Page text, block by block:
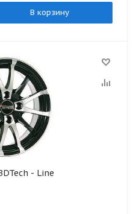
В корзину
- Line